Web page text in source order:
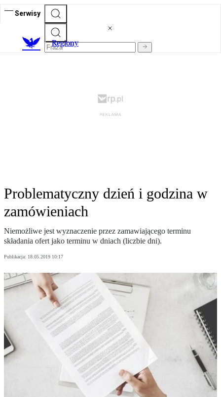
Serwisy
Regiony
Problematyczny dzień i godzina w
zamówieniach
Niemożliwe jest wyznaczenie przez zamawiającego terminu
składania ofert jako terminu w dniach (liczbie dni).
Publikacja: 18.05.2019 10:17